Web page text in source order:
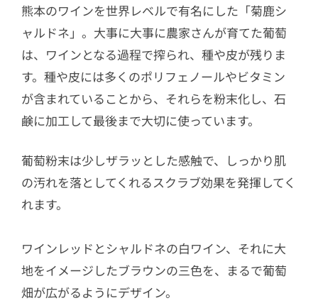
熊本のワインを世界レベルで有名にした「菊鹿シ
ャルドネ」。大事に大事に農家さんが育てた葡萄
は、ワインとなる過程で搾られ、種や皮が残りま
す。種や皮には多くのポリフェノールやビタミン
が含まれていることから、それらを粉末化し、石
鹸に加工して最後まで大切に使っています。
葡萄粉末は少しザラッとした感触で、しっかり肌
の汚れを落としてくれるスクラブ効果を発揮してく
れます。
ワインレッドとシャルドネの白ワイン、それに大
地をイメージしたブラウンの三色を、まるで葡萄
畑が広がるようにデザイン。